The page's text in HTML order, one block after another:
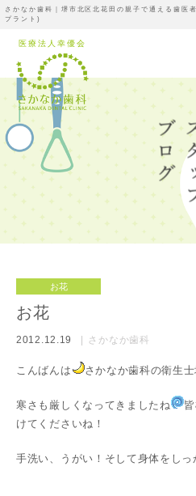
さかなか歯科｜堺市北区北花田の親子で通える歯医
プラント)
お花
お花
2012.12.19 さかなか歯科
こんばんは さかなか歯科の衛生
寒さも厳しくなってきましたね
けてくださいね！
手洗い、うがい！そして身体をしっ